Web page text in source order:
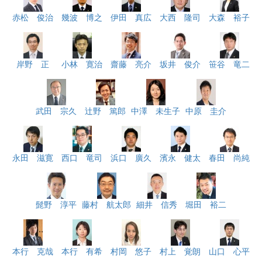
赤松 俊治 幾波 博之 伊田 真広 大西 隆司 大森 裕子
岸野 正 小林 寛治 齋藤 亮介 坂井 俊介 笹谷 竜二
武田 宗久 辻野 篤郎 中澤 未生子 中原 圭介
永田 滋寛 西口 竜司 浜口 廣久 濱永 健太 春田 尚純
髭野 淳平 藤村 航太郎 細井 信秀 堀田 裕二
本行 克哉 本行 有希 村岡 悠子 村上 覚朗 山口 心平